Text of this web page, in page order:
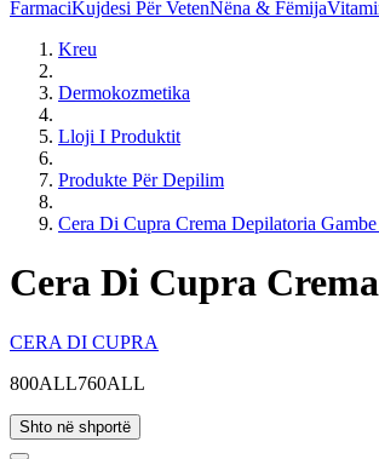
FarmaciKujdesi Për VetenNëna & Fëmija
Kreu
Dermokozmetika
Lloji I Produktit
Produkte Për Depilim
Cera Di Cupra Crema Depilatoria
Cera Di Cupra
CERA DI CUPRA
800ALL760ALL
Shto në shportë